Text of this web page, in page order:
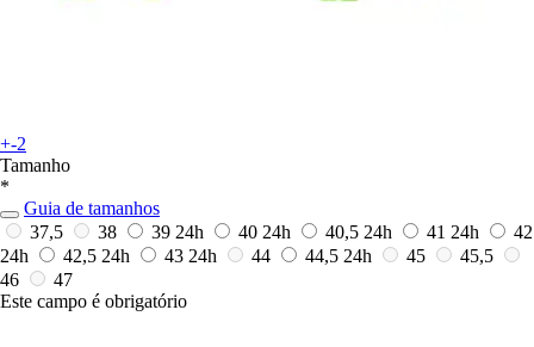
+-2
Tamanho
*
Guia de tamanhos
37,5
38 39 24h 40 24h 40,5 24h 41 24h
42
24h
42,5 24h 43 24h 44 44,5 24h 45
45,5
46
47
Este campo é obrigatório